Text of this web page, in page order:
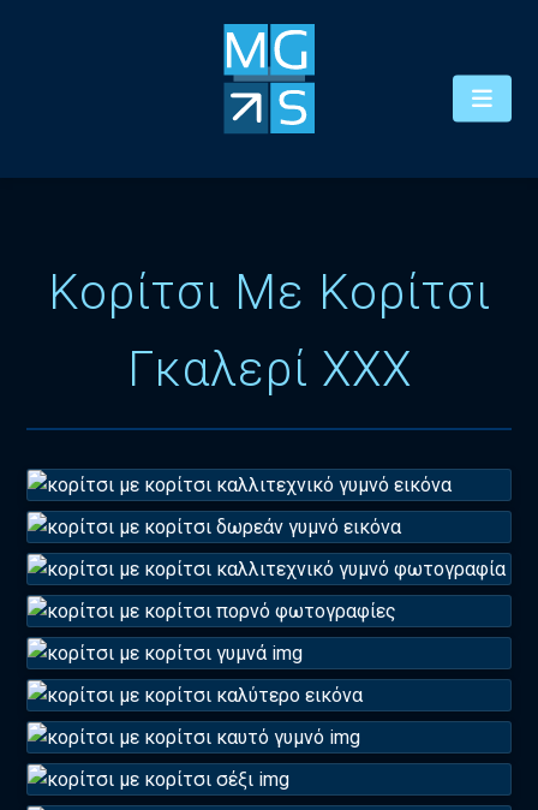
Κορίτσι Με Κορίτσι
Γκαλερί XXX